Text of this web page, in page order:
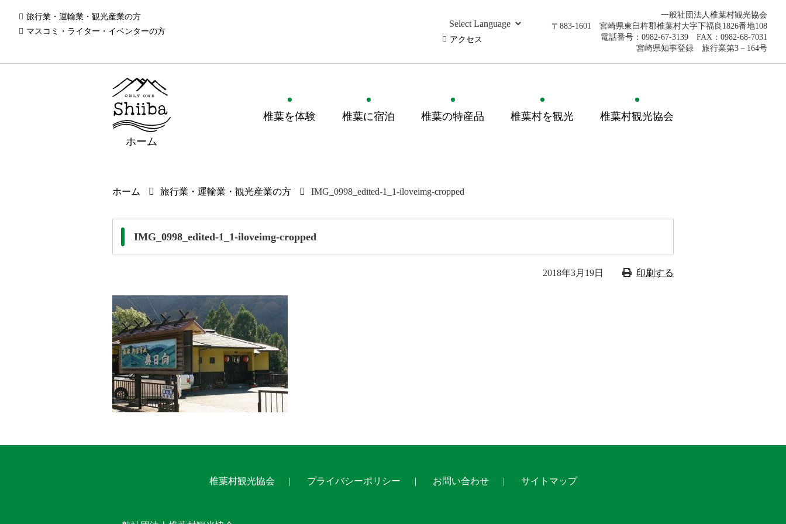
旅行業・運輸業・観光産業の方
マスコミ・ライター・イベンターの方
アクセス
一般社団法人椎葉村観光協会
〒883-1601 宮崎県東臼杵郡椎葉村大字下福良1826番地108
電話番号：0982-67-3139 FAX：0982-68-7031
宮崎県知事登録 旅行業第3－164号
ホーム
椎葉を体験 椎葉に宿泊 椎葉の特産品 椎葉村を観光 椎葉村観光協会
ホーム 旅行業・運輸業・観光産業の方 IMG_0998_edited-1_1-iloveimg-cropped
IMG_0998_edited-1_1-iloveimg-cropped
2018年3月19日 印刷する
椎葉村観光協会 プライバシーポリシー お問い合わせ サイトマップ